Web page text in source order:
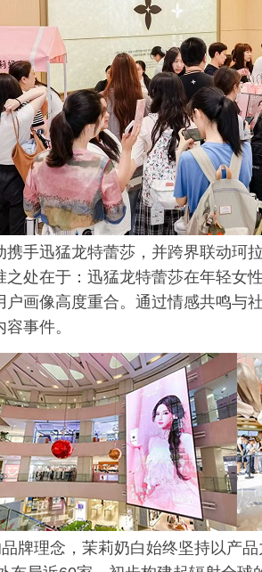
携手迅猛龙特蕾莎，并跨界联动珂
之处在于：迅猛龙特蕾莎在年轻女
户画像高度重合。通过情感共鸣与
事件。
品牌理念，茉莉奶白始终坚持以产